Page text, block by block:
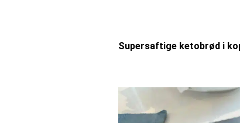
Supersaftige ketobrød i